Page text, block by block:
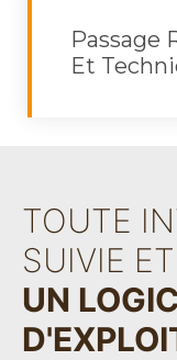
Passage
Et
TOUTE
SUIVIE
UN